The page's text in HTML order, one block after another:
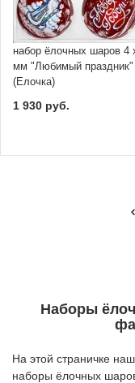
набор ёлочных шаров 4
мм "Любимый праздник"
(Елочка)
1 930 руб.
Наборы
На этой страничке
наборы ёлочных